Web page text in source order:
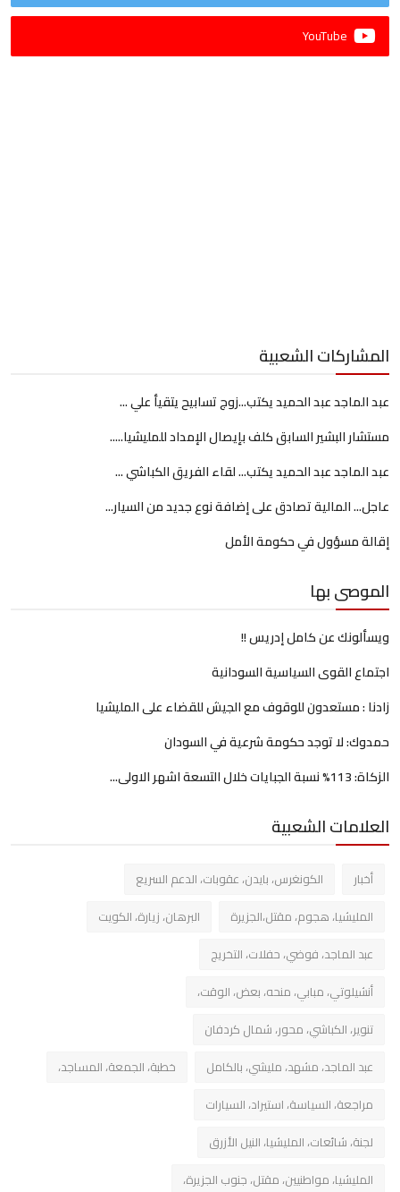
YouTube
المشاركات الشعبية
عبد الماجد عبد الحميد يكتب...زوج تسابيح يتقيأ علي ...
مستشار البشير السابق كلف بإيصال الإمداد للمليشيا.....
عبد الماجد عبد الحميد يكتب... لقاء الفريق الكباشي ...
عاجل... المالية تصادق على إضافة نوع جديد من السيار...
إقالة مسؤول في حكومة الأمل
الموصى بها
ويسألونك عن كامل إدريس !!
اجتماع القوى السياسية السودانية
زادنا : مستعدون للوقوف مع الجيش للقضاء على المليشيا
حمدوك: لا توجد حكومة شرعية في السودان
الزكاة: 113% نسبة الجبايات خلال التسعة اشهر الاولى...
العلامات الشعبية
أخبار
الكونغرس، بايدن، عقوبات، الدعم السريع
المليشيا، هجوم، مقتل،الجزيرة
البرهان، زيارة، الكويت
عبد الماجد، فوضي، حفلات، التخريج
أنشيلوتي، مبابي، منحه، بعض، الوقت،
تنوير، الكباشي، محور، شمال كردفان
عبد الماجد، مشهد، مليشي، بالكامل
خطبة، الجمعة، المساجد،
مراجعة، السياسة، استيراد، السيارات
لجنة، شائعات، المليشيا، النيل الأزرق
المليشيا، مواطنيين، مقتل، جنوب الجزيرة،